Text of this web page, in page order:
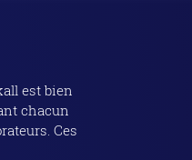
chacun
Ces